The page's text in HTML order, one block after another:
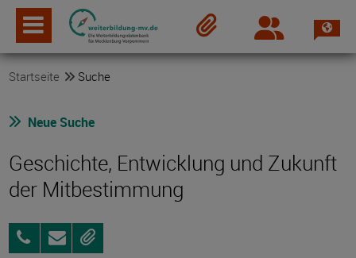
Login
Startseite Suche
Neue Suche
Geschichte, Entwicklung und Zukunft
der Mitbestimmung
069
6693
AnfragenMerken